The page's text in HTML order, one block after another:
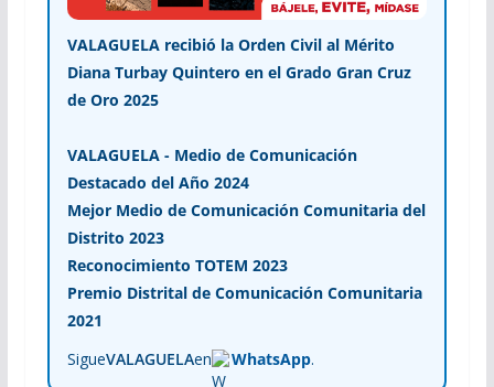
VALAGUELA recibió la Orden Civil al Mérito
Diana Turbay Quintero en el Grado Gran Cruz
de Oro 2025
VALAGUELA - Medio de Comunicación
Destacado del Año 2024
Mejor Medio de Comunicación Comunitaria del
Distrito 2023
Reconocimiento TOTEM 2023
Premio Distrital de Comunicación Comunitaria
2021
SigueVALAGUELAen WhatsApp.